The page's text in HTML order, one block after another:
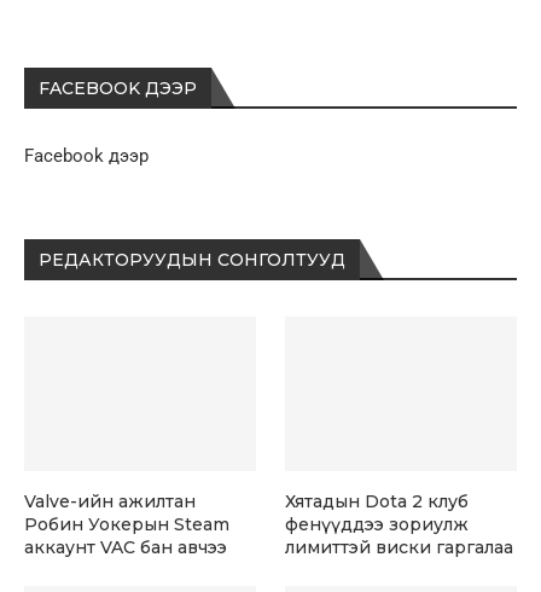
FACEBOOK ДЭЭР
Facebook дээр
РЕДАКТОРУУДЫН СОНГОЛТУУД
Valve-ийн ажилтан
Робин Уокерын Steam
аккаунт VAC бан авчээ
Хятадын Dota 2 клуб
фенүүддээ зориулж
лимиттэй виски гаргалаа